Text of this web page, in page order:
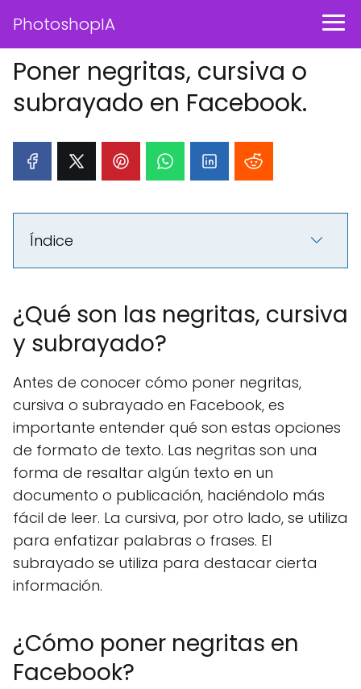
PhotoshopIA
Poner negritas, cursiva o
subrayado en Facebook.
Índice
¿Qué son las negritas, cursiva
y subrayado?
Antes de conocer cómo poner negritas,
cursiva o subrayado en Facebook, es
importante entender qué son estas opciones
de formato de texto. Las negritas son una
forma de resaltar algún texto en un
documento o publicación, haciéndolo más
fácil de leer. La cursiva, por otro lado, se utiliza
para enfatizar palabras o frases. El
subrayado se utiliza para destacar cierta
información.
¿Cómo poner negritas en
Facebook?